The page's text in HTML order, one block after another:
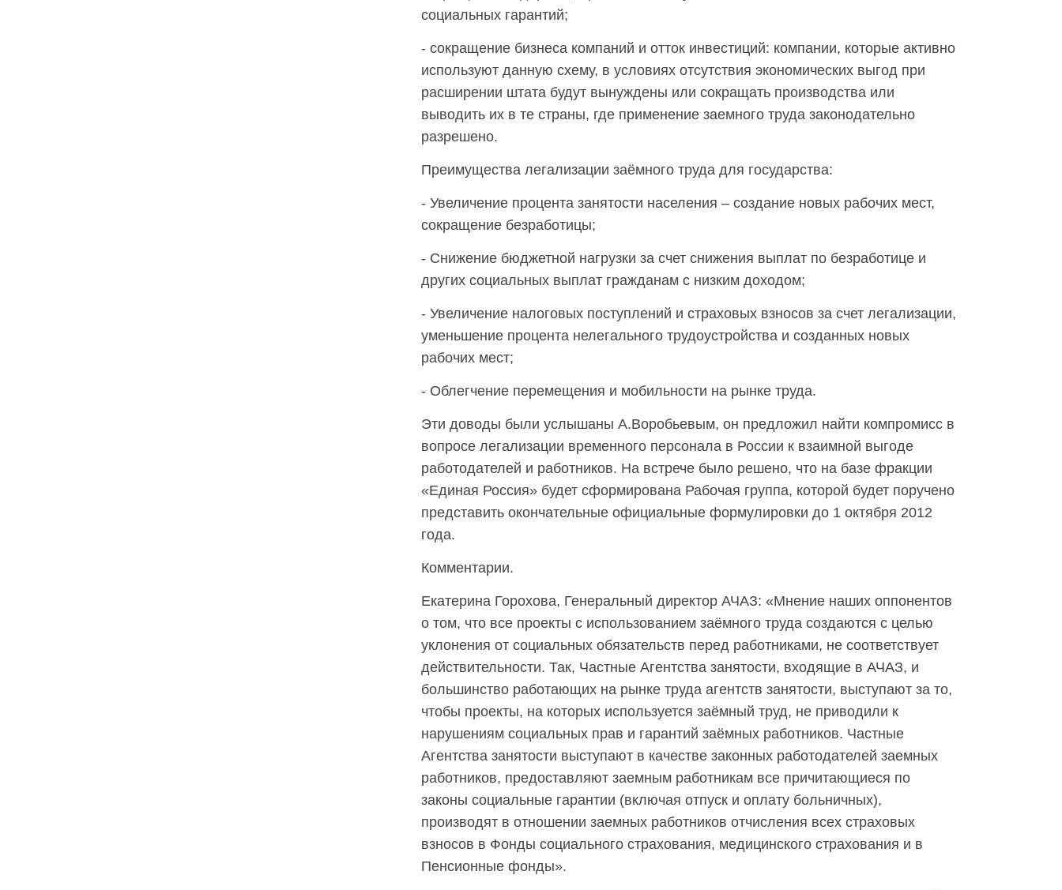
социальных гарантий;
- сокращение бизнеса компаний и отток инвестиций: компании, которые активно
используют данную схему, в условиях отсутствия экономических выгод при
расширении штата будут вынуждены или сокращать производства или
выводить их в те страны, где применение заемного труда законодательно
разрешено.
Преимущества легализации заёмного труда для государства:
- Увеличение процента занятости населения – создание новых рабочих мест,
сокращение безработицы;
- Снижение бюджетной нагрузки за счет снижения выплат по безработице и
других социальных выплат гражданам с низким доходом;
- Увеличение налоговых поступлений и страховых взносов за счет легализации,
уменьшение процента нелегального трудоустройства и созданных новых
рабочих мест;
- Облегчение перемещения и мобильности на рынке труда.
Эти доводы были услышаны А.Воробьевым, он предложил найти компромисс в
вопросе легализации временного персонала в России к взаимной выгоде
работодателей и работников. На встрече было решено, что на базе фракции
«Единая Россия» будет сформирована Рабочая группа, которой будет поручено
представить окончательные официальные формулировки до 1 октября 2012
года.
Комментарии.
Екатерина Горохова, Генеральный директор АЧАЗ: «Мнение наших оппонентов
о том, что все проекты с использованием заёмного труда создаются с целью
уклонения от социальных обязательств перед работниками, не соответствует
действительности. Так, Частные Агентства занятости, входящие в АЧАЗ, и
большинство работающих на рынке труда агентств занятости, выступают за то,
чтобы проекты, на которых используется заёмный труд, не приводили к
нарушениям социальных прав и гарантий заёмных работников. Частные
Агентства занятости выступают в качестве законных работодателей заемных
работников, предоставляют заемным работникам все причитающиеся по
законы социальные гарантии (включая отпуск и оплату больничных),
производят в отношении заемных работников отчисления всех страховых
взносов в Фонды социального страхования, медицинского страхования и в
Пенсионные фонды».